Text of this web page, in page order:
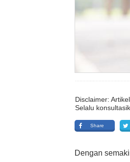
Disclaimer:
Selalu
Share
Dengan